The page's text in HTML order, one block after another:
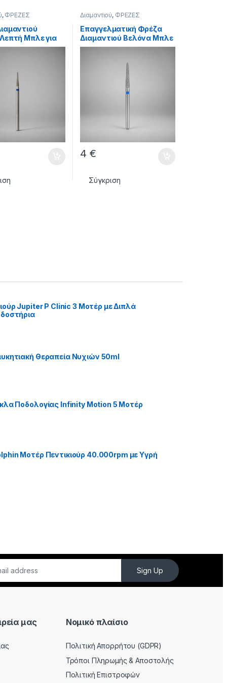
, ΦΡΕΖΕΣ
Μπλε για
Διαμαντιού, ΦΡΕΖΕΣ
Επαγγελματική Φρέζα
Διαμαντιού Βελόνα Μπλε
4€
Σύγκριση
Jupiter P Clinic 3 Μοτέρ με Διπλά
Θεραπεία Νυχιών 50ml
Ποδολογίας Infinity Motion 5 Μοτέρ
Μοτέρ Πεντικιούρ 40.000rpm με Υγρή
Sign Up
μας Νομικό πλαίσιο
Πολιτική Απορρήτου (GDPR)
Τρόποι Πληρωμής & Αποστολής
Πολιτική Επιστροφών